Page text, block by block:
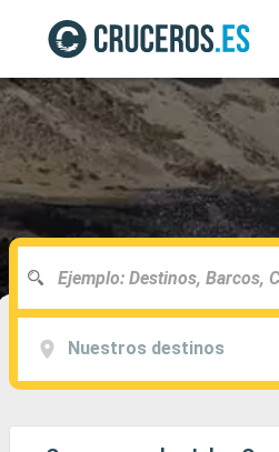
Nuestros destinos